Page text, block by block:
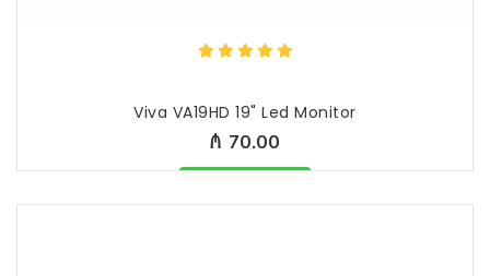
Viva VA19HD 19" Led Monitor
₼ 70.00
Məhsul mövcuddur